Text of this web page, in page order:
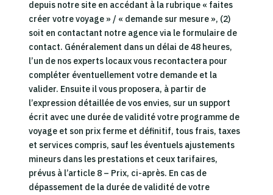
depuis notre site en accédant à la rubrique « faites
créer votre voyage » / « demande sur mesure », (2)
soit en contactant notre agence via le formulaire de
contact. Généralement dans un délai de 48 heures,
l’un de nos experts locaux vous recontactera pour
compléter éventuellement votre demande et la
valider. Ensuite il vous proposera, à partir de
l’expression détaillée de vos envies, sur un support
écrit avec une durée de validité votre programme de
voyage et son prix ferme et définitif, tous frais, taxes
et services compris, sauf les éventuels ajustements
mineurs dans les prestations et ceux tarifaires,
prévus à l’article 8 – Prix, ci-après. En cas de
dépassement de la durée de validité de votre